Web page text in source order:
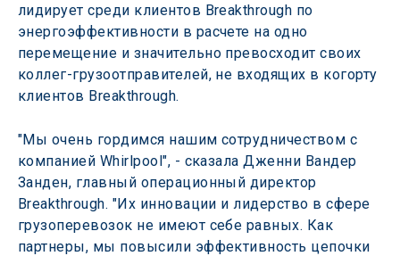
лидирует среди клиентов Breakthrough по
энергоэффективности в расчете на одно
перемещение и значительно превосходит своих
коллег-грузоотправителей, не входящих в когорту
клиентов Breakthrough.
"Мы очень гордимся нашим сотрудничеством с
компанией Whirlpool", - сказала Дженни Вандер
Занден, главный операционный директор
Breakthrough. "Их инновации и лидерство в сфере
грузоперевозок не имеют себе равных. Как
партнеры, мы повысили эффективность цепочки